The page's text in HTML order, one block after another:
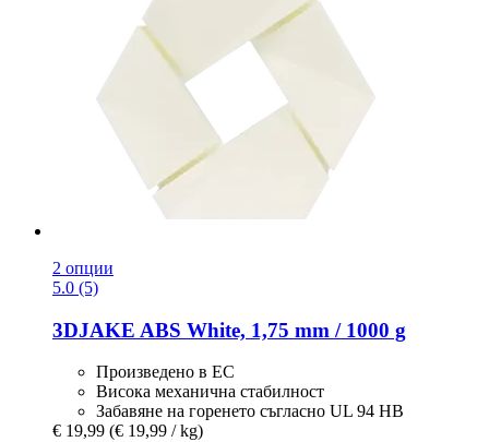
2 опции
5.0 (5)
3DJAKE ABS White, 1,75 mm / 1000 g
Произведено в ЕС
Висока механична стабилност
Забавяне на горенето съгласно UL 94 HB
€ 19,99 (€ 19,99 / kg)